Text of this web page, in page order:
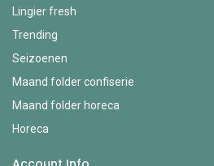
Lingier fresh
Trending
Seizoenen
Maand folder confiserie
Maand folder horeca
Horeca